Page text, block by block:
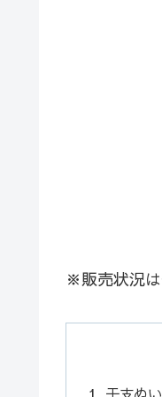
※販売状況は